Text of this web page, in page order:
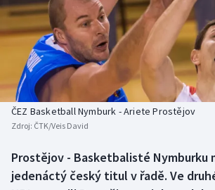
Americký fotbal
Baseball a softbal
Basketbal
Biatlon
Box
NEPŘEHLÉDNĚTE
Soutěže
Historické návraty
Aplikace ČT sport
ČEZ Basketball Nymburk - Ariete Prostějov
Zdroj: ČTK/Veis David
Prostějov - Basketbalisté Nymburku
jedenáctý český titul v řadě. Ve